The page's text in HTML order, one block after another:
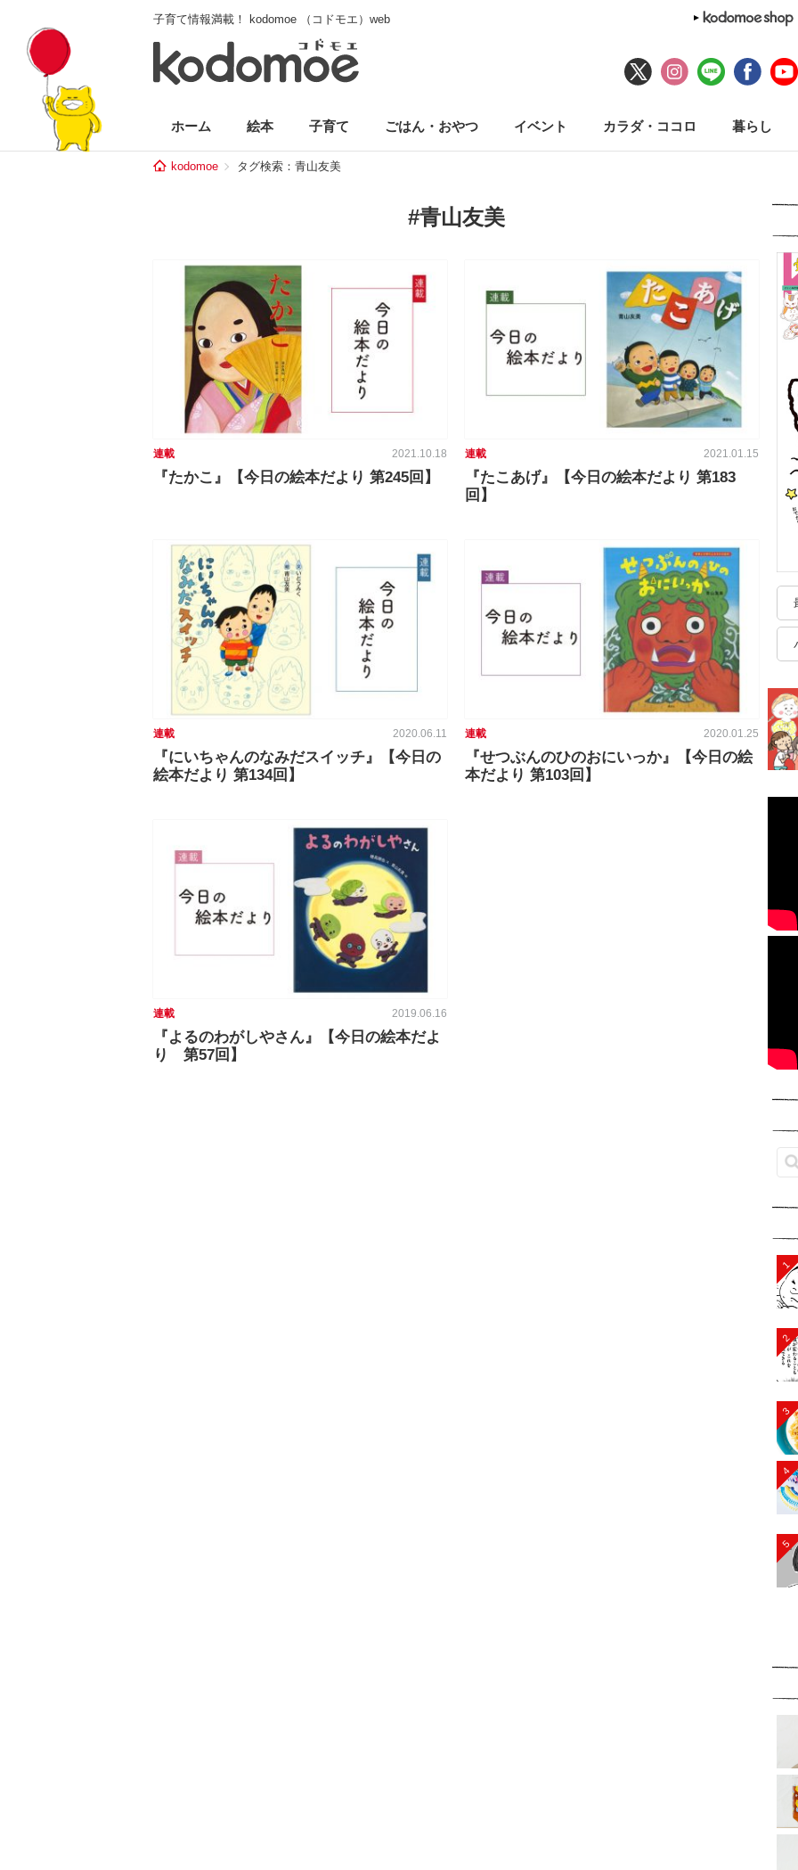
子育て情報満載！ kodomoe （コドモエ）web
ホーム 絵本 子育て ごはん・おやつ イベント カラダ・ココロ 暮らし
kodomoe タグ検索：青山友美
#青山友美
連載 2021.10.18
『たかこ』【今日の絵本だより 第245回】
連載 2021.01.15
『たこあげ』【今日の絵本だより 第183
回】
連載 2020.06.11
『にいちゃんのなみだスイッチ』【今日の
絵本だより 第134回】
連載 2020.01.25
『せつぶんのひのおにいっか』【今日の絵
本だより 第103回】
連載 2019.06.16
『よるのわがしやさん』【今日の絵本だよ
り 第57回】
1
2
3
4
5